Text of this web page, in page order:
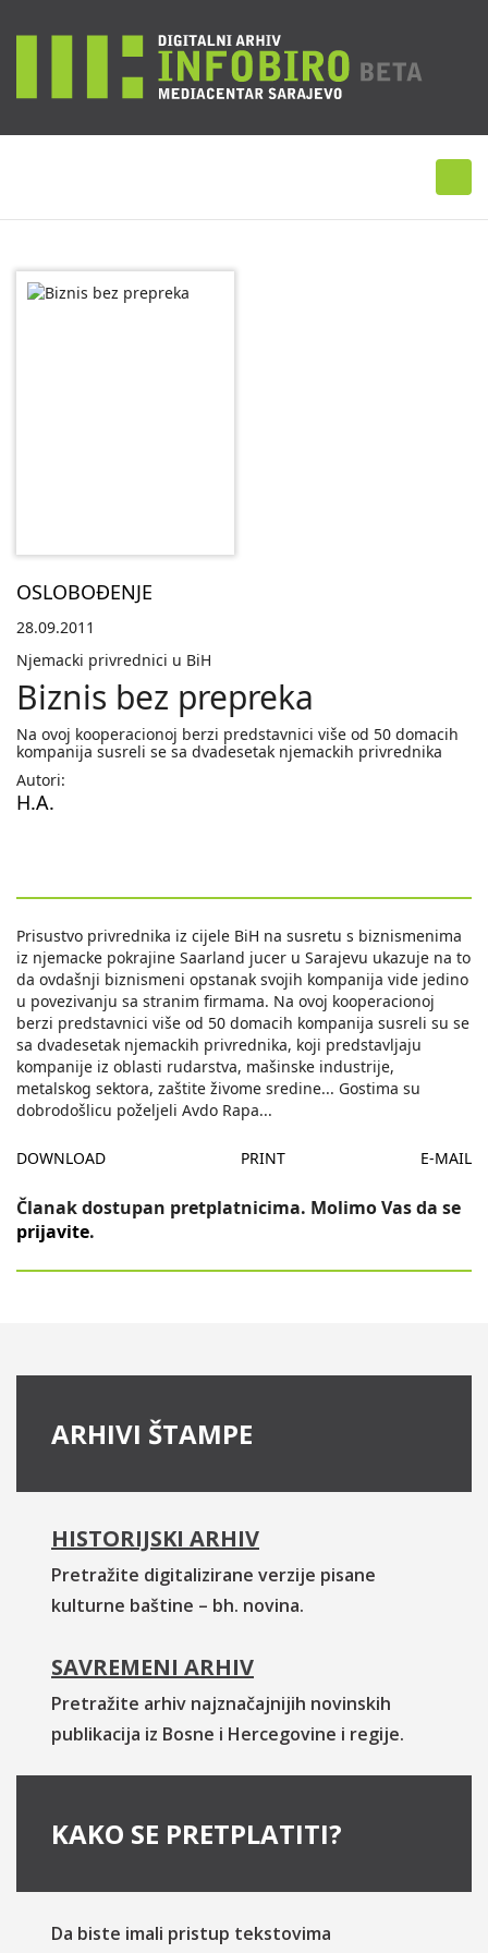
OSLOBOĐENJE
28.09.2011
Njemacki privrednici u BiH
Biznis bez prepreka
Na ovoj kooperacionoj berzi predstavnici više od 50 domacih
kompanija susreli se sa dvadesetak njemackih privrednika
Autori:
H.A.
Prisustvo privrednika iz cijele BiH na susretu s biznismenima
iz njemacke pokrajine Saarland jucer u Sarajevu ukazuje na to
da ovdašnji biznismeni opstanak svojih kompanija vide jedino
u povezivanju sa stranim firmama. Na ovoj kooperacionoj
berzi predstavnici više od 50 domacih kompanija susreli su se
sa dvadesetak njemackih privrednika, koji predstavljaju
kompanije iz oblasti rudarstva, mašinske industrije,
metalskog sektora, zaštite živome sredine... Gostima su
dobrodošlicu poželjeli Avdo Rapa...
DOWNLOAD PRINT E-MAIL
Članak dostupan pretplatnicima. Molimo Vas da se
prijavite.
ARHIVI ŠTAMPE
HISTORIJSKI ARHIV
Pretražite digitalizirane verzije pisane
kulturne baštine – bh. novina.
SAVREMENI ARHIV
Pretražite arhiv najznačajnijih novinskih
publikacija iz Bosne i Hercegovine i regije.
KAKO SE PRETPLATITI?
Da biste imali pristup tekstovima